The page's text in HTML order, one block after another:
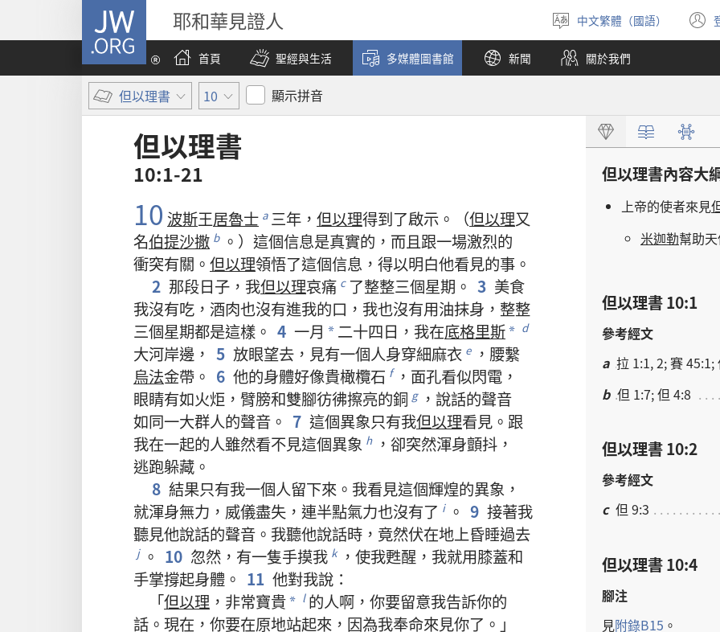
JW.ORG 耶和華見證人
選
擇
語
言
中文繁體（國語）
首頁
聖經與生活 多媒體圖書館 新聞 關於我們
但以理書 10 顯示拼音
但以理書
10:1-21
10 波斯王居魯士 a 三年 ， 但以理得到了啟示 。（但以理又
名伯提沙撒 b 。） 這個信息是真實的 ， 而且跟一場激烈的
衝突有關 。 但以理領悟了這個信息 ， 得以明白他看見的事 。
2 那段日子 ， 我但以理哀痛 c 了整整三個星期 。 3 美食
我沒有吃 ， 酒肉也沒有進我的口 ， 我也沒有用油抹身 ， 整整
三個星期都是這樣 。 4 一月 * 二十四日 ， 我在底格里斯* d
大河岸邊 ， 5 放眼望去 ， 見有一個人身穿細麻衣 e ， 腰繫
烏法金帶 。 6 他的身體好像貴橄欖石 f ， 面孔看似閃電 ，
眼睛有如火炬 ， 臂膀和雙腳彷彿擦亮的銅 g ， 說話的聲音
如同一大群人的聲音 。 7 這個異象只有我但以理看見 。 跟
我在一起的人雖然看不見這個異象 h ， 卻突然渾身顫抖 ，
逃跑躲藏 。
8 結果只有我一個人留下來 。 我看見這個輝煌的異象 ，
就渾身無力 ， 威儀盡失 ， 連半點氣力也沒有了 i 。 9 接著我
聽見他說話的聲音 。 我聽他說話時 ， 竟然伏在地上昏睡過去
j 。 10 忽然 ， 有一隻手摸我 k ， 使我甦醒 ， 我就用膝蓋和
手掌撐起身體 。 11 他對我說 ：
「但以理 ， 非常寶貴* l 的人啊 ， 你要留意我告訴你的
話 。 現在 ， 你要在原地站起來 ， 因為我奉命來見你了 。」
但以理書內容大
上帝的使者來見
米迦勒幫助
但以理書 10:1
參考經文
a 拉 1:1, 2; 賽 45:1;
b 但 1:7; 但 4:8
但以理書 10:2
參考經文
c 但 9:3
但以理書 10:4
腳注
見附錄B15 。